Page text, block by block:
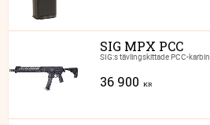
SIG MPX PCC
SIG:s tävlingskittade PCC-karbin
36 900 KR